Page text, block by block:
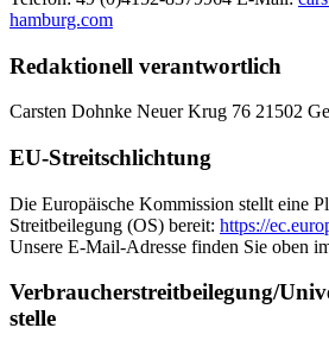
hamburg.com
Redaktionell verantwortlich
Carsten Dohnke Neuer Krug 76 21502
EU-Streitschlichtung
Die Europäische Kommission stellt eine
Streitbeilegung (OS) bereit: https://
Unsere E-Mail-Adresse finden Sie oben
Verbraucher­streit­beilegung/
stelle